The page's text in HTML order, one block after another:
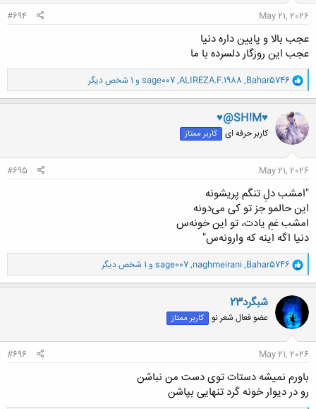
May 21, 2026
#694
عجب بالا و پایین داره دنیا
عجب این روزگار دلسرده با ما
و
ا
ک
ن
ش
ه
ا
Bahar5746
,
ALIREZA.F.1988
,
sage007 و 1 شخص دیگر
♥@SH!M♥
کاربر حرفه ای کاربر ممتاز
May 21, 2026
#695
"امشب دلِ تنگم پریشونه
این حالمو جز تو کی می‌دونه
امشب غمِ یادت، تو این خونه‌س
دنیا اگه اینه که وارونه‌س"
و
ا
ک
ن
ش
ه
ا
Bahar5746
,
naghmeirani
,
sage007 و 1 شخص دیگر
شبگرد23
عضو فعال شعر نو کاربر ممتاز
May 21, 2026
#696
باورم نمیشه دستات توی دست من نباشن
رو در دیوار خونه گرد تنهایی بپاشن